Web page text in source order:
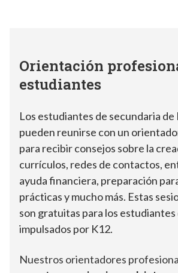
Orientación
estudiantes
Los estudiantes de secundaria
pueden reunirse con un
para recibir consejos sobre la
currículos, redes de contactos,
ayuda financiera, preparación
prácticas y mucho más. Estas
son gratuitas para los
impulsados por K12.
Nuestros orientadores